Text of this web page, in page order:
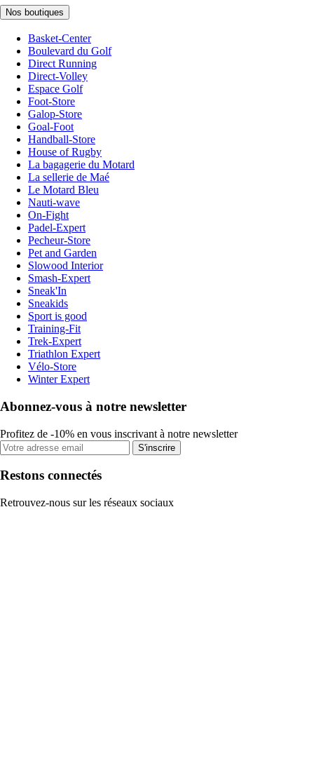
Nos boutiques
Basket-Center
Boulevard du Golf
Direct Running
Direct-Volley
Espace Golf
Foot-Store
Galop-Store
Goal-Foot
Handball-Store
House of Rugby
La bagagerie du Motard
La sellerie de Maé
Le Motard Bleu
Nauti-wave
On-Fight
Padel-Expert
Pecheur-Store
Pet and Garden
Slowood Interior
Smash-Expert
Sneak'In
Sneakids
Sport is good
Training-Fit
Trek-Expert
Triathlon Expert
Vélo-Store
Winter Expert
Abonnez-vous à notre newsletter
Profitez de -10% en vous inscrivant à notre newsletter
S'inscrire
Restons connectés
Retrouvez-nous sur les réseaux sociaux